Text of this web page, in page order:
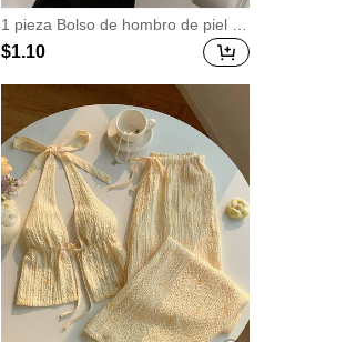
1 pieza Bolso de hombro de piel de
PU en forma de media luna de colo
r café, bolso minimalista de unicolo
ño/invierno, bolso de hombro de u
nicolor minimalista, bolso de hombr
o de mujer en forma de media luna
de color café, regalo de Navidad, A
ño Nuevo, regalo festivo
$1.10